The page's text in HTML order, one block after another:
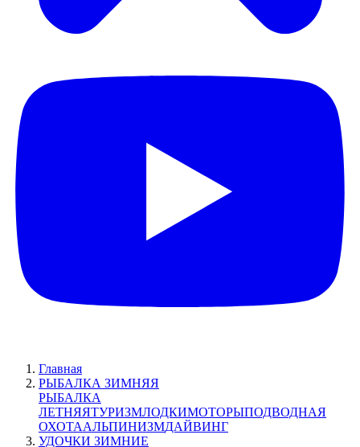
Главная
РЫБАЛКА ЗИМНЯЯ
РЫБАЛКА
ЛЕТНЯЯТУРИЗМЛОДКИМОТОРЫПОДВОДНАЯ
ОХОТААЛЬПИНИЗМДАЙВИНГ
УДОЧКИ ЗИМНИЕ